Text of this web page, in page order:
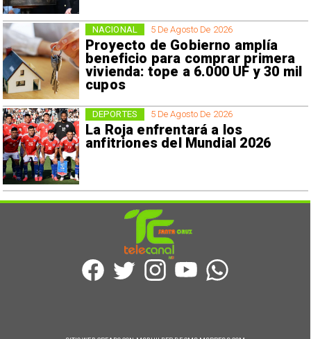
5 De Agosto De 2026
Proyecto de Gobierno amplía
beneficio para comprar primera
vivienda: tope a 6.000 UF y 30 mil
cupos
NACIONAL
5 De Agosto De 2026
La Roja enfrentará a los
anfitriones del Mundial 2026
DEPORTES